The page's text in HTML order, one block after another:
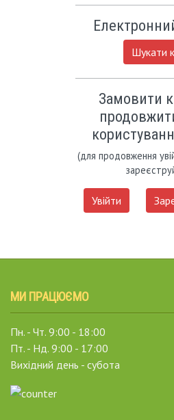
Шукати
Замовити
(для продовження
Увійти
МИ ПРАЦЮЄМО
Пн. - Чт. 9:00 - 18:00
Пт. - Нд. 9:00 - 17:00
Вихідний день - субота